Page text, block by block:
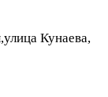
Кунаева,